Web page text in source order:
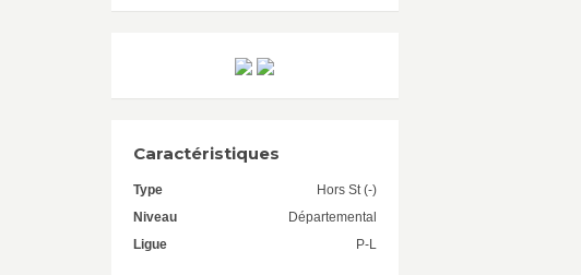
Caractéristiques
Type
Hors St (-)
Niveau
Départemental
Ligue
P-L